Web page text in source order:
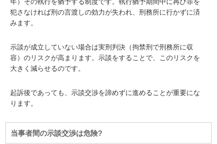
犯さなければ刑の言渡しの効力が失われ、刑務所に行かずに済
みます。
示談が成立していない場合は実刑判決（拘禁刑で刑務所に収
容）のリスクが高まります。示談をすることで、このリスクを
大きく減らせるのです。
起訴後であっても、示談交渉を諦めずに進めることが重要にな
ります。
当事者間の示談交渉は危険?